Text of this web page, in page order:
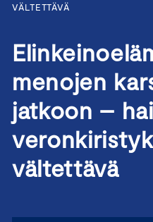
VÄLTETTÄVÄ
menojen
jatkoon –
vältettävä